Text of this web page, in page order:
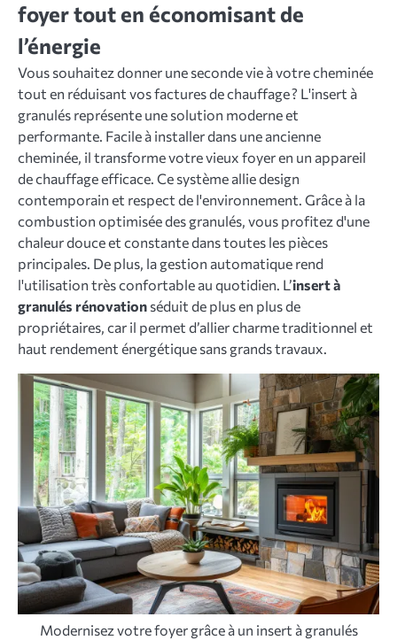
foyer tout en économisant de
l’énergie
Vous souhaitez donner une seconde vie à votre cheminée
tout en réduisant vos factures de chauffage ? L'insert à
granulés représente une solution moderne et
performante. Facile à installer dans une ancienne
cheminée, il transforme votre vieux foyer en un appareil
de chauffage efficace. Ce système allie design
contemporain et respect de l'environnement. Grâce à la
combustion optimisée des granulés, vous profitez d'une
chaleur douce et constante dans toutes les pièces
principales. De plus, la gestion automatique rend
l'utilisation très confortable au quotidien. L’insert à
granulés rénovation séduit de plus en plus de
propriétaires, car il permet d’allier charme traditionnel et
haut rendement énergétique sans grands travaux.
Modernisez votre foyer grâce à un insert à granulés